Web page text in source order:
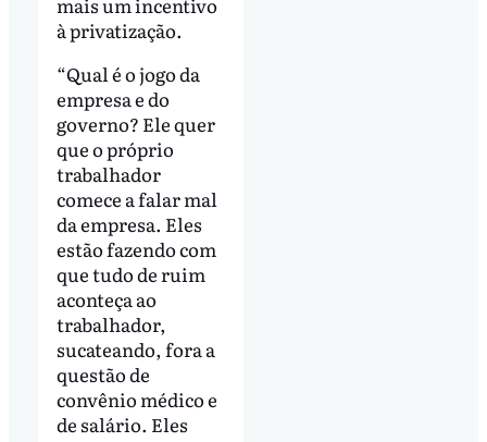
à privatização.
“Qual é o jogo da
empresa e do
governo? Ele quer
que o próprio
trabalhador
comece a falar mal
da empresa. Eles
estão fazendo com
que tudo de ruim
aconteça ao
trabalhador,
sucateando, fora a
questão de
convênio médico e
de salário. Eles